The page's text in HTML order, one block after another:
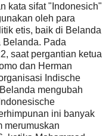
kata sifat "Indonesich"
oleh para
etis, baik di Belanda
Belanda. Pada
saat pergantian ketua
dan Herman
Indische
mengubah
ini banyak
merumuskan